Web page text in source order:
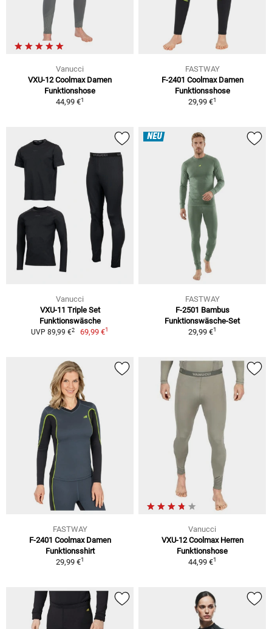
Vanucci
VXU-12 Coolmax Damen
Funktionshose
44,99 €1
FASTWAY
F-2401 Coolmax Damen
Funktionsshose
29,99 €1
Vanucci
VXU-11 Triple Set
Funktionswäsche
UVP 89,99 €2 69,99 €1
NEU
FASTWAY
F-2501 Bambus
Funktionswäsche-Set
29,99 €1
FASTWAY
F-2401 Coolmax Damen
Funktionsshirt
29,99 €1
Vanucci
VXU-12 Coolmax Herren
Funktionshose
44,99 €1